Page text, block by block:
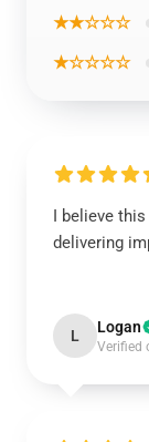
★★☆☆☆
★☆☆☆☆
I believe
delivering
L Logan
Verified